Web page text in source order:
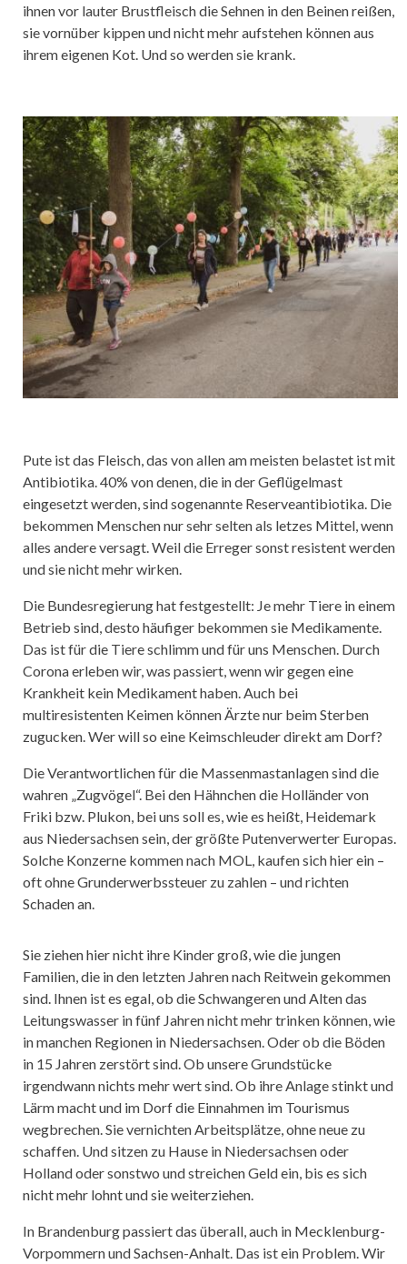
ihnen vor lauter Brustfleisch die Sehnen in den Beinen reißen,
sie vornüber kippen und nicht mehr aufstehen können aus
ihrem eigenen Kot. Und so werden sie krank.
Pute ist das Fleisch, das von allen am meisten belastet ist mit
Antibiotika. 40% von denen, die in der Geflügelmast
eingesetzt werden, sind sogenannte Reserveantibiotika. Die
bekommen Menschen nur sehr selten als letzes Mittel, wenn
alles andere versagt. Weil die Erreger sonst resistent werden
und sie nicht mehr wirken.
Die Bundesregierung hat festgestellt: Je mehr Tiere in einem
Betrieb sind, desto häufiger bekommen sie Medikamente.
Das ist für die Tiere schlimm und für uns Menschen. Durch
Corona erleben wir, was passiert, wenn wir gegen eine
Krankheit kein Medikament haben. Auch bei
multiresistenten Keimen können Ärzte nur beim Sterben
zugucken. Wer will so eine Keimschleuder direkt am Dorf?
Die Verantwortlichen für die Massenmastanlagen sind die
wahren „Zugvögel“. Bei den Hähnchen die Holländer von
Friki bzw. Plukon, bei uns soll es, wie es heißt, Heidemark
aus Niedersachsen sein, der größte Putenverwerter Europas.
Solche Konzerne kommen nach MOL, kaufen sich hier ein –
oft ohne Grunderwerbssteuer zu zahlen – und richten
Schaden an.
Sie ziehen hier nicht ihre Kinder groß, wie die jungen
Familien, die in den letzten Jahren nach Reitwein gekommen
sind. Ihnen ist es egal, ob die Schwangeren und Alten das
Leitungswasser in fünf Jahren nicht mehr trinken können, wie
in manchen Regionen in Niedersachsen. Oder ob die Böden
in 15 Jahren zerstört sind. Ob unsere Grundstücke
irgendwann nichts mehr wert sind. Ob ihre Anlage stinkt und
Lärm macht und im Dorf die Einnahmen im Tourismus
wegbrechen. Sie vernichten Arbeitsplätze, ohne neue zu
schaffen. Und sitzen zu Hause in Niedersachsen oder
Holland oder sonstwo und streichen Geld ein, bis es sich
nicht mehr lohnt und sie weiterziehen.
In Brandenburg passiert das überall, auch in Mecklenburg-
Vorpommern und Sachsen-Anhalt. Das ist ein Problem. Wir